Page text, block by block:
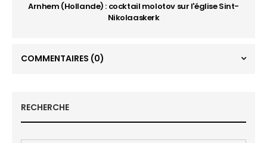
Arnhem (Hollande) : cocktail molotov sur l'église Sint-
Nikolaaskerk
COMMENTAIRES (0)
RECHERCHE